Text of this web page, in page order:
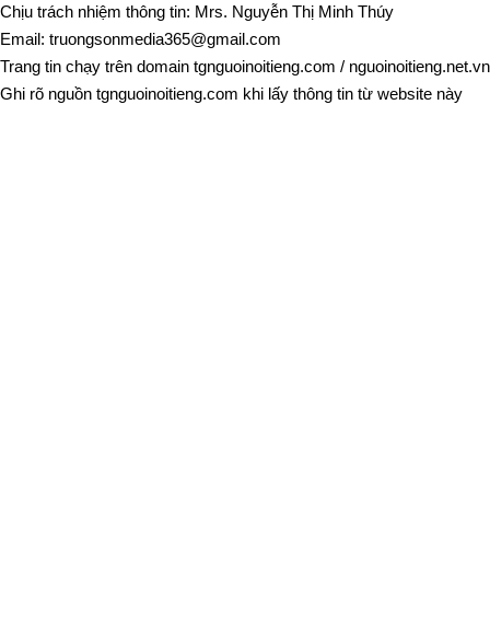
Chịu trách nhiệm thông tin: Mrs. Nguyễn Thị Minh Thúy
Email: truongsonmedia365@gmail.com
Trang tin chạy trên domain tgnguoinoitieng.com / nguoinoitieng.net.vn
Ghi rõ nguồn tgnguoinoitieng.com khi lấy thông tin từ website này